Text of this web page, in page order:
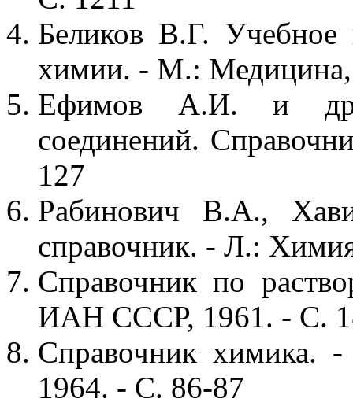
Беликов В.Г. Учебное
химии. - М.:
Ефимов А.И. и др.
соединений.
127
Рабинович В.А.,
справочник. - Л.:
Справочник по
ИАН СССР, 1961. - С.
Справочник
1964. - С. 86-87